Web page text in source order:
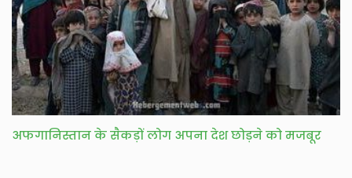
अफगानिस्तान के सैकड़ों लोग अपना देश छोड़ने को मजबूर